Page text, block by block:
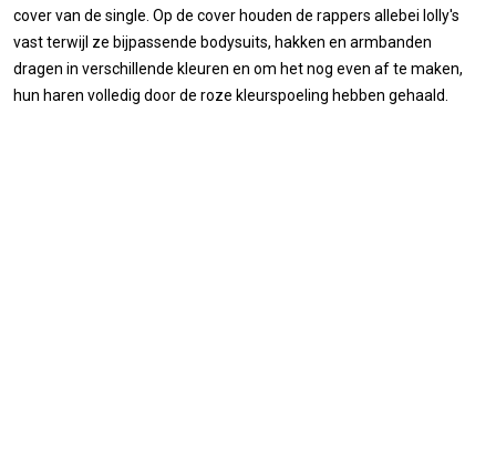
cover van de single. Op de cover houden de rappers allebei lolly's
vast terwijl ze bijpassende bodysuits, hakken en armbanden
dragen in verschillende kleuren en om het nog even af te maken,
hun haren volledig door de roze kleurspoeling hebben gehaald.